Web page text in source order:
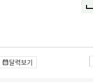
달력보기